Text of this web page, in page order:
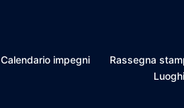
Calendario impegni Rassegna
Luoghi